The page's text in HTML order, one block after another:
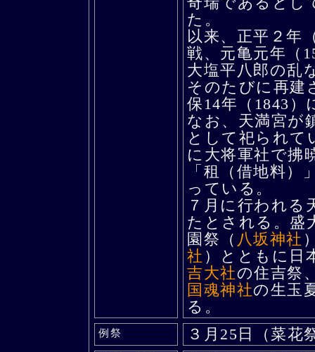
た。
以来、正平２年
戦、元亀元年（
大塩平八郎の乱
そのたびに再建
保14年（1843
なお、天満宮が
として祀られて
に大将軍社で拂
「租（借地料
っている。
７月に行われる
たとされる。盛
園祭（ 八坂神社
社 ）とともに日
吉大社の住吉祭
国魂神社の生玉
る。
例祭 ３月25日（菜花